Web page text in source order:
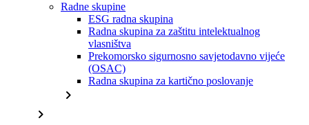
Radne skupine
ESG radna skupina
Radna skupina za zaštitu intelektualnog
vlasništva
Prekomorsko sigurnosno savjetodavno vijeće
(OSAC)
Radna skupina za kartično poslovanje
chevron_right
chevron_right